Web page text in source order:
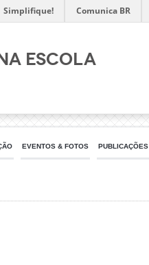
Simplifique! Comunica BR
ESCOLA
EVENTOS & FOTOS PUBLICAÇÕES